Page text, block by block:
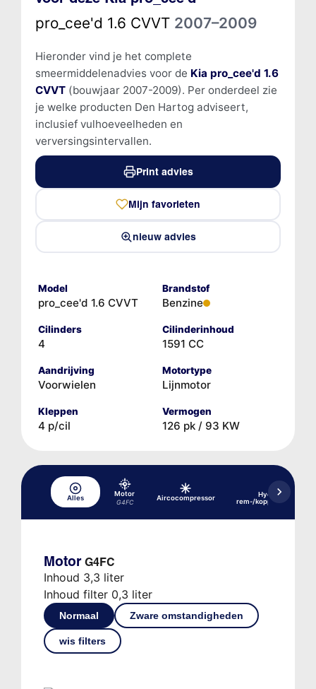
pro_cee'd 1.6 CVVT 2007–2009
Hieronder vind je het complete
smeermiddelenadvies voor de Kia pro_cee'd 1.6
CVVT(bouwjaar 2007-2009). Per onderdeel zie
je welke producten Den Hartog adviseert,
inclusief vulhoeveelheden en
verversingsintervallen.
Print advies
Mijn favorieten
nieuw advies
Model
pro_cee'd 1.6 CVVT
Brandstof
Benzine
Cilinders
4
Cilinderinhoud
1591 CC
Aandrijving
Voorwielen
Motortype
Lijnmotor
Kleppen
4 p/cil
Vermogen
126 pk / 93 KW
Alles
Motor
G4FC
Aircocompressor
Hydraulisch
rem-/
Motor G4FC
Inhoud 3,3 liter
Inhoud filter 0,3 liter
Normaal Zware omstandigheden
wis filters